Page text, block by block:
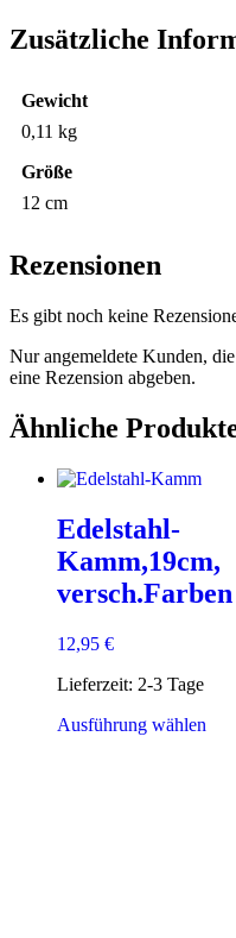
Zusätzliche
Gewicht
0,11 kg
Größe
12 cm
Rezensionen
Es gibt noch keine
Nur angemeldete Kunden,
eine Rezension abgeben.
Ähnliche
Edelstahl-
Kamm,19cm,
versch.Farben
12,95 €
Lieferzeit: 2-3 Tage
Ausführung wählen